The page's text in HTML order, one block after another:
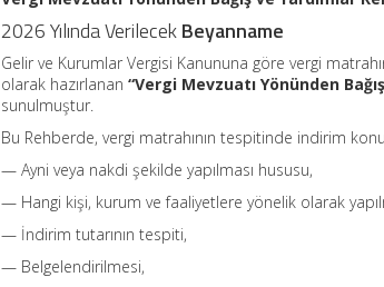
2026 Yılında VerilecekBeyanname
Gelir ve Kurumlar Vergisi Kanununa göre vergi
olarak hazırlanan“Vergi Mevzuatı Yönünden
sunulmuştur.
Bu Rehberde, vergi matrahının tespitinde indirim
— Ayni veya nakdi şekilde yapılması hususu,
— Hangi kişi, kurum ve faaliyetlere yönelik olarak
— İndirim tutarının tespiti,
— Belgelendirilmesi,